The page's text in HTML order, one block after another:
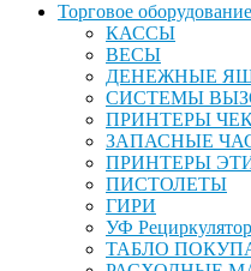
Торговое оборудование
КАССЫ
ВЕСЫ
ДЕНЕЖНЫЕ
СИСТЕМЫ
ПРИНТЕРЫ
ЗАПАСНЫЕ
ПРИНТЕРЫ
ПИСТОЛЕТЫ
ГИРИ
УФ
ТАБЛО